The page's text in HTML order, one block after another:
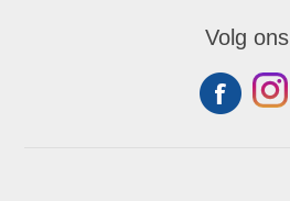
Volg ons